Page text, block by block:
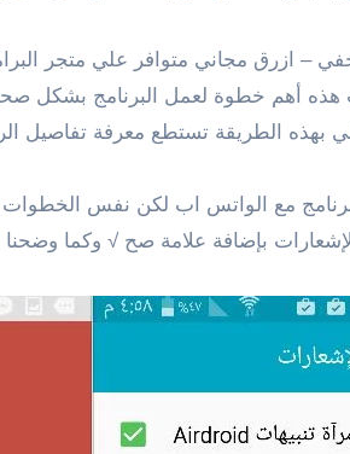
– ازرق مجاني متوافر علي متجر
هذه أهم خطوة لعمل البرنامج بشكل
بهذه الطريقة تستطع معرفة تفاصيل
مع الواتس اب لكن نفس
بإضافة علامة صح √ وكما